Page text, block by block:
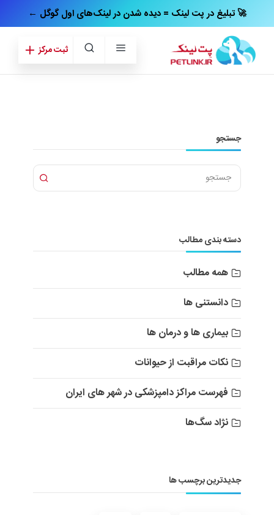
← تبلیغ در پت‌ لینک = دیده شدن در لینک‌های اول گوگل 🚀
ثبت مرکز
جستجو
دسته بندی مطالب
همه مطالب
دانستنی ها
بیماری ها و درمان ها
نکات مراقبت از حیوانات
فهرست مراکز دامپزشکی در شهر های ایران
نژاد سگ‌ها
جدیدترین برچسب ها